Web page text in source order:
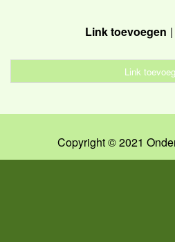
Link toevoegen
Link
Copyright © 2021